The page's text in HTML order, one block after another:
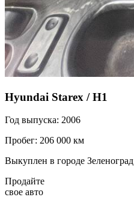
Hyundai Starex / H1
Год выпуска: 2006
Пробег: 206 000 км
Выкуплен в городе Зеленоград
Продайте
свое авто